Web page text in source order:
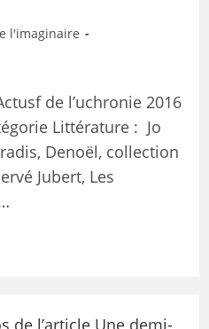
l'imaginaire
de l’uchronie 2016
Littérature : Jo
Denoël, collection
Jubert, Les